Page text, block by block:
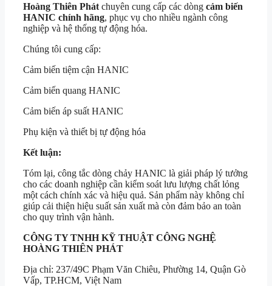
Hoàng Thiên Phát chuyên cung cấp các dòng cảm biến
HANIC chính hãng, phục vụ cho nhiều ngành công
nghiệp và hệ thống tự động hóa.
Chúng tôi cung cấp:
Cảm biến tiệm cận HANIC
Cảm biến quang HANIC
Cảm biến áp suất HANIC
Phụ kiện và thiết bị tự động hóa
Kết luận:
Tóm lại, công tắc dòng chảy HANIC là giải pháp lý tưởng
cho các doanh nghiệp cần kiểm soát lưu lượng chất lỏng
một cách chính xác và hiệu quả. Sản phẩm này không chỉ
giúp cải thiện hiệu suất sản xuất mà còn đảm bảo an toàn
cho quy trình vận hành.
CÔNG TY TNHH KỸ THUẬT CÔNG NGHỆ
HOÀNG THIÊN PHÁT
Địa chỉ: 237/49C Phạm Văn Chiêu, Phường 14, Quận Gò
Vấp, TP.HCM, Việt Nam